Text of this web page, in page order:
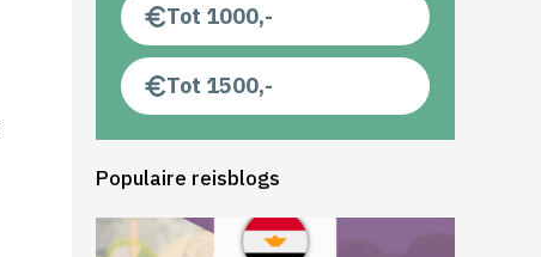
Tot 1000,-
Tot 1500,-
Populaire reisblogs